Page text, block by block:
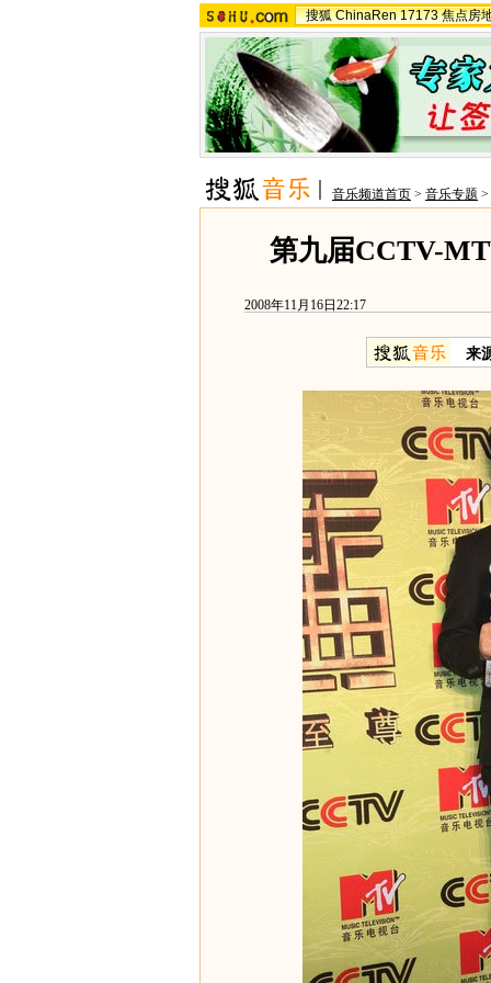
搜狐 ChinaRen 17173 焦点房
音乐频道首页 > 音乐专题 >
第九届CCTV-
2008年11月16日22:17
来